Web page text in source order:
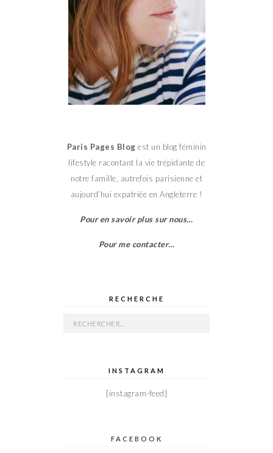
Paris Pages Blog est un blog féminin
lifestyle racontant la vie trépidante de
notre famille, autrefois parisienne et
aujourd’hui expatriée en Angleterre !
Pour en savoir plus sur nous…
Pour me contacter…
RECHERCHE
Rechercher :
INSTAGRAM
[instagram-feed]
FACEBOOK